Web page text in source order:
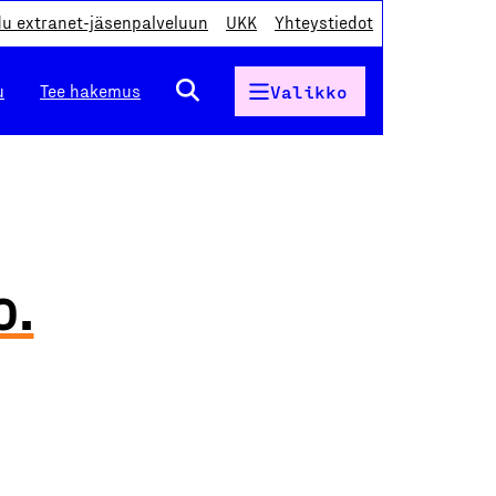
extranet-jäsenpalveluun UKK Yhteystiedot
Tee hakemus Valikko